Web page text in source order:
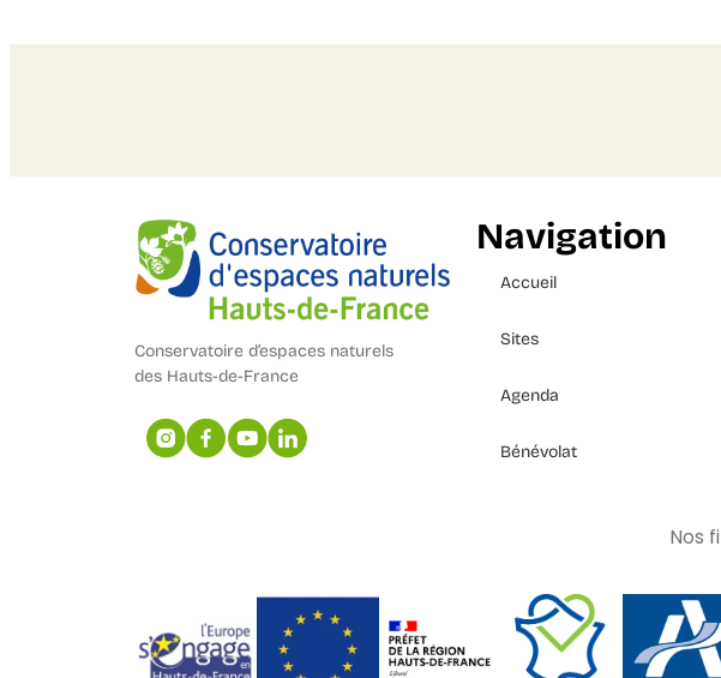
Conservatoire d’espaces naturels
des Hauts-de-France
Navigation
Accueil
Sites
Agenda
Bénévolat
Nos